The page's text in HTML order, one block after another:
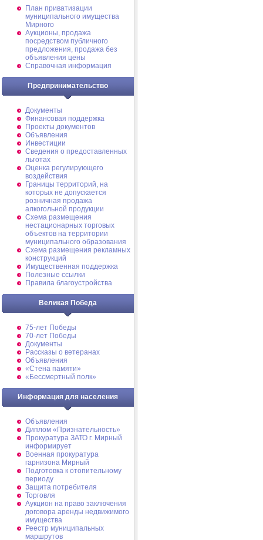
План приватизации
муниципального имущества
Мирного
Аукционы, продажа
посредством публичного
предложения, продажа без
объявления цены
Справочная информация
Предпринимательство
Документы
Финансовая поддержка
Проекты документов
Объявления
Инвестиции
Сведения о предоставленных
льготах
Оценка регулирующего
воздействия
Границы территорий, на
которых не допускается
розничная продажа
алкогольной продукции
Схема размещения
нестационарных торговых
объектов на территории
муниципального образования
Схема размещения рекламных
конструкций
Имущественная поддержка
Полезные ссылки
Правила благоустройства
Великая Победа
75-лет Победы
70-лет Победы
Документы
Рассказы о ветеранах
Объявления
«Стена памяти»
«Бессмертный полк»
Информация для населения
Объявления
Диплом «Признательность»
Прокуратура ЗАТО г. Мирный
информирует
Военная прокуратура
гарнизона Мирный
Подготовка к отопительному
периоду
Защита потребителя
Торговля
Аукцион на право заключения
договора аренды недвижимого
имущества
Реестр муниципальных
маршрутов